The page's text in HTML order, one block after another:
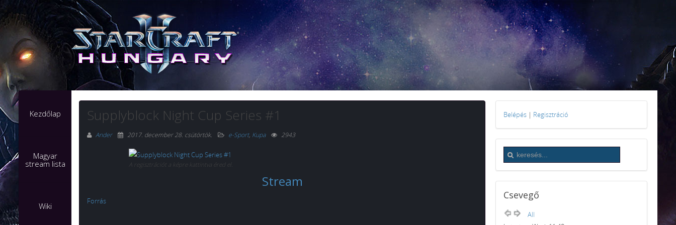
Kezdőlap
Magyar
stream lista
Wiki
Supplyblock Night Cup Series #1
Ander 2017. december 28. csütörtök. e-Sport, Kupa 2943
A regisztrációt a képre kattintva éred el.
Stream
Forrás
Belépés | Regisztráció
Csevegő
All